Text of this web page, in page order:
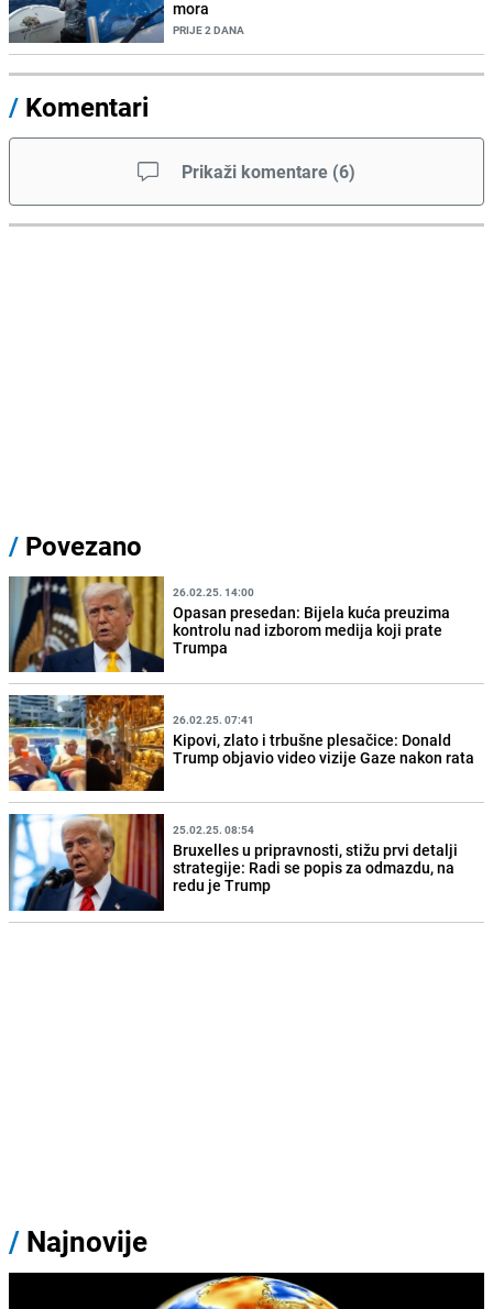
mora
PRIJE 2 DANA
/ Komentari
Prikaži komentare (6)
/ Povezano
26.02.25. 14:00
Opasan presedan: Bijela kuća preuzima
kontrolu nad izborom medija koji prate
Trumpa
26.02.25. 07:41
Kipovi, zlato i trbušne plesačice: Donald
Trump objavio video vizije Gaze nakon rata
25.02.25. 08:54
Bruxelles u pripravnosti, stižu prvi detalji
strategije: Radi se popis za odmazdu, na
redu je Trump
/ Najnovije